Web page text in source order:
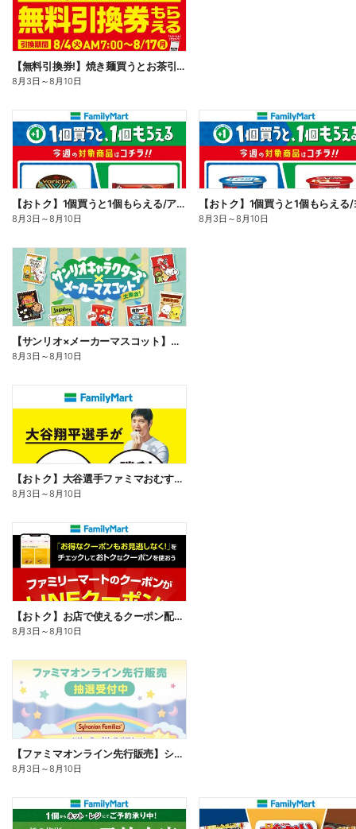
【無料引換券!】焼き麺買うとお茶引換券貰える!
8月3日 ～8月10日
【おトク】1個買うと1個もらえる/アイス
8月3日 ～8月10日 8月3日 ～8月10日
【サンリオ×メーカーマスコット】オリジナルグッズ貰える!
8月3日 ～8月10日
【おトク】大谷選手ファミマおむすび割
8月3日 ～8月10日
【おトク】お店で使えるクーポン配信中
8月3日 ～8月10日
【ファミマオンライン先行販売】シルバニアファミリー
8月3日 ～8月10日